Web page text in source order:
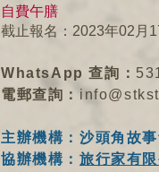
自費午膳
截止報名：2023年02月
WhatsApp 查詢：
電郵查詢：
主辦機構：沙頭角故
協辦機構： 旅行家有